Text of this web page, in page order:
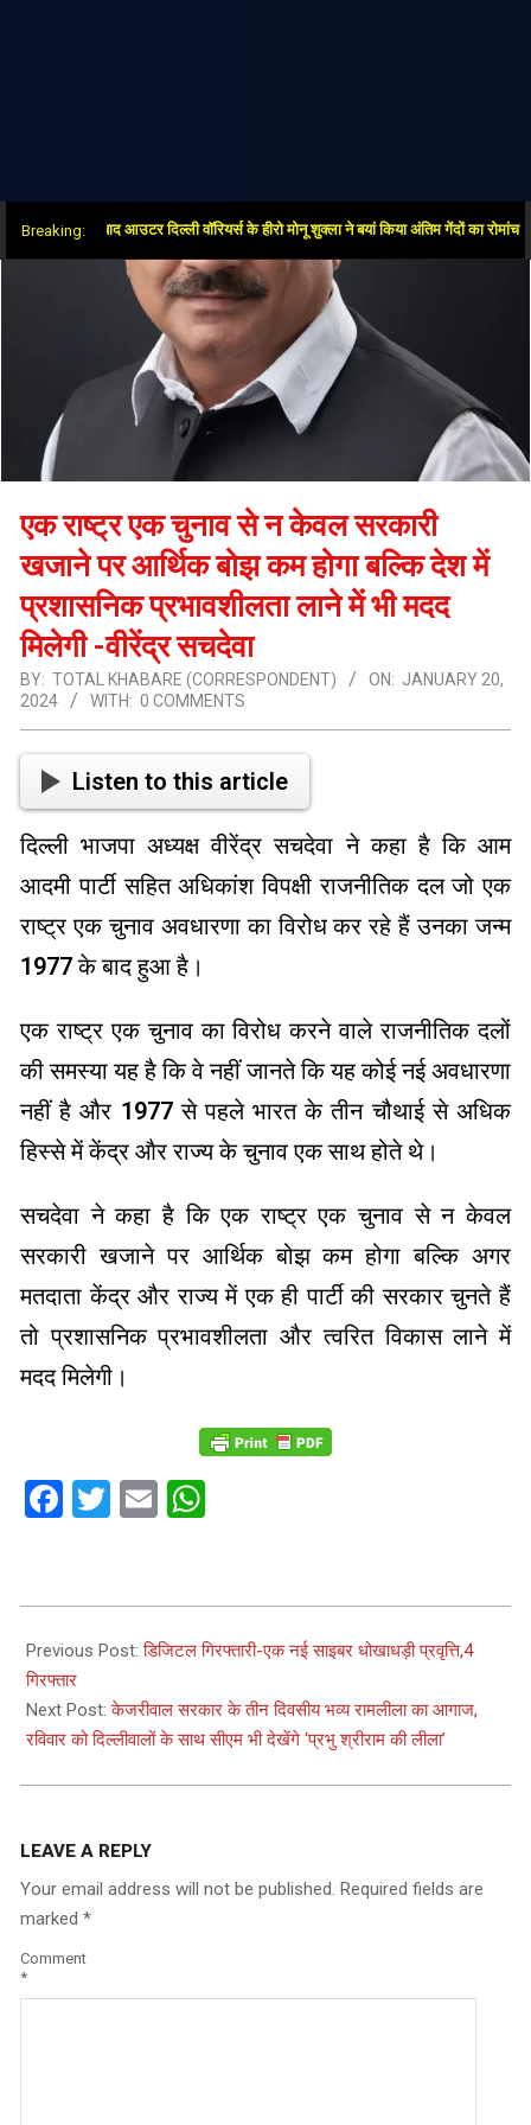
Breaking:
में जीत के बाद आउटर दिल्ली वॉरियर्स के हीरो मोनू शुक्ला ने बयां किया अंतिम गेंदों का रोमांच
एक राष्ट्र एक चुनाव से न केवल सरकारी
खजाने पर आर्थिक बोझ कम होगा बल्कि देश में
प्रशासनिक प्रभावशीलता लाने में भी मदद
मिलेगी -वीरेंद्र सचदेवा
BY: TOTAL KHABARE (CORRESPONDENT) ON: JANUARY 20,
2024
WITH: 0 COMMENTS
Listen to this article
दिल्ली भाजपा अध्यक्ष वीरेंद्र सचदेवा ने कहा है कि आम
आदमी पार्टी सहित अधिकांश विपक्षी राजनीतिक दल जो एक
राष्ट्र एक चुनाव अवधारणा का विरोध कर रहे हैं उनका जन्म
1977 के बाद हुआ है।
एक राष्ट्र एक चुनाव का विरोध करने वाले राजनीतिक दलों
की समस्या यह है कि वे नहीं जानते कि यह कोई नई अवधारणा
नहीं है और 1977 से पहले भारत के तीन चौथाई से अधिक
हिस्से में केंद्र और राज्य के चुनाव एक साथ होते थे।
सचदेवा ने कहा है कि एक राष्ट्र एक चुनाव से न केवल
सरकारी खजाने पर आर्थिक बोझ कम होगा बल्कि अगर
मतदाता केंद्र और राज्य में एक ही पार्टी की सरकार चुनते हैं
तो प्रशासनिक प्रभावशीलता और त्वरित विकास लाने में
मदद मिलेगी।
Facebook
Twitter
Email
01-
20
Previous Post:डिजिटल गिरफ्तारी-एक नई साइबर धोखाधड़ी प्रवृत्ति,4
गिरफ्तार
Next Post:केजरीवाल सरकार के तीन दिवसीय भव्य रामलीला का आगाज,
रविवार को दिल्लीवालों के साथ सीएम भी देखेंगे ‘प्रभु श्रीराम की लीला’
LEAVE A REPLY
Your email address will not be published. Required fields are
marked *
Comment
*